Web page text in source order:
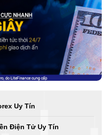
Uy Tín
Điện Tử Uy Tín